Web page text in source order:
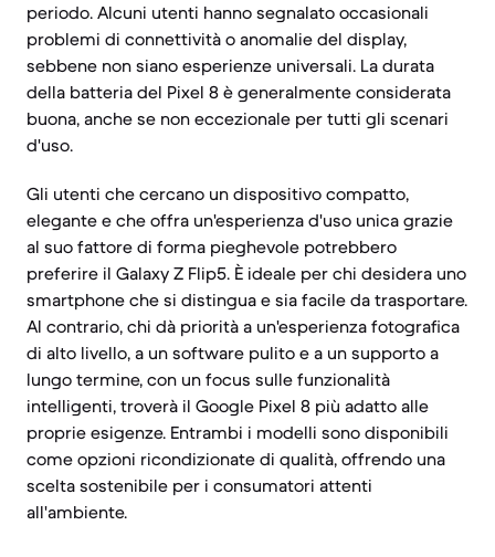
periodo. Alcuni utenti hanno segnalato occasionali
problemi di connettività o anomalie del display,
sebbene non siano esperienze universali. La durata
della batteria del Pixel 8 è generalmente considerata
buona, anche se non eccezionale per tutti gli scenari
d'uso.
Gli utenti che cercano un dispositivo compatto,
elegante e che offra un'esperienza d'uso unica grazie
al suo fattore di forma pieghevole potrebbero
preferire il Galaxy Z Flip5. È ideale per chi desidera uno
smartphone che si distingua e sia facile da trasportare.
Al contrario, chi dà priorità a un'esperienza fotografica
di alto livello, a un software pulito e a un supporto a
lungo termine, con un focus sulle funzionalità
intelligenti, troverà il Google Pixel 8 più adatto alle
proprie esigenze. Entrambi i modelli sono disponibili
come opzioni ricondizionate di qualità, offrendo una
scelta sostenibile per i consumatori attenti
all'ambiente.